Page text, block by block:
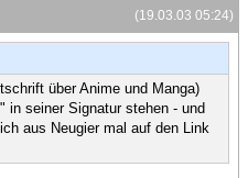
(19.03.03 05:24)
über Anime und Manga)
in seiner Signatur stehen - und
aus Neugier mal auf den Link